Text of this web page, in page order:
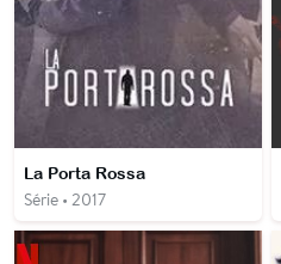
La Porta Rossa
Série • 2017